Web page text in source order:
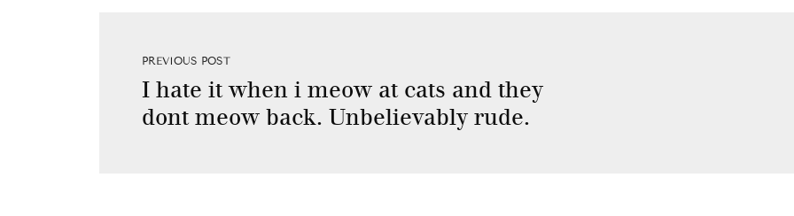
PREVIOUS POST
I hate it when i meow at cats and they
dont meow back. Unbelievably rude.